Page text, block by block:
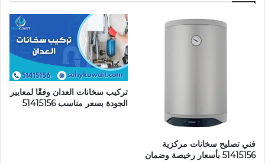
فني تصليح سخانات مركزية
51415156 بأسعار رخيصة وضمان
تركيب سخانات العدان وفقًا لمعايير
الجودة بسعر مناسب 51415156